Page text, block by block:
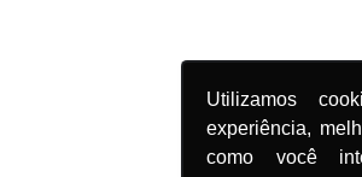
Utilizamos
experiência,
como você